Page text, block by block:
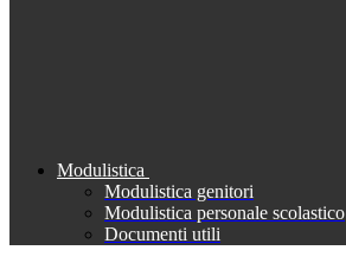
Modulistica
Modulistica genitori
Modulistica personale scolastico
Documenti utili